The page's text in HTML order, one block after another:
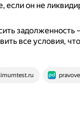
если он не
задолженность
все условия,